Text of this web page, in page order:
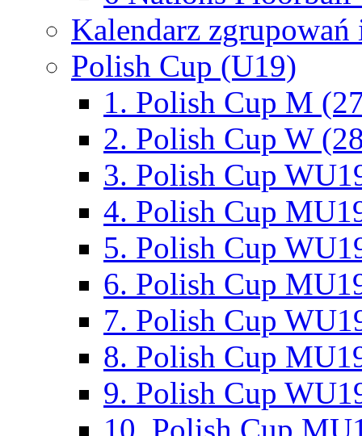
Kalendarz
Polish Cup (U19)
1. Polish Cup M
2. Polish Cup W
3. Polish Cup
4. Polish Cup
5. Polish Cup
6. Polish Cup
7. Polish Cup
8. Polish Cup
9. Polish Cup
10. Polish Cup